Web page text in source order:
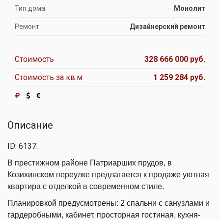
Тип дома Монолит
Ремонт Дизайнерский ремонт
Стоимость
328 666 000 руб.
Стоимость за кв.м
1 259 284 руб.
Описание
ID: 6137.
В престижном районе Патриарших прудов, в
Козихинском переулке предлагается к продаже уютная
квартира с отделкой в современном стиле.
Планировкой предусмотрены: 2 спальни с санузлами и
гардеробными, кабинет, просторная гостиная, кухня-